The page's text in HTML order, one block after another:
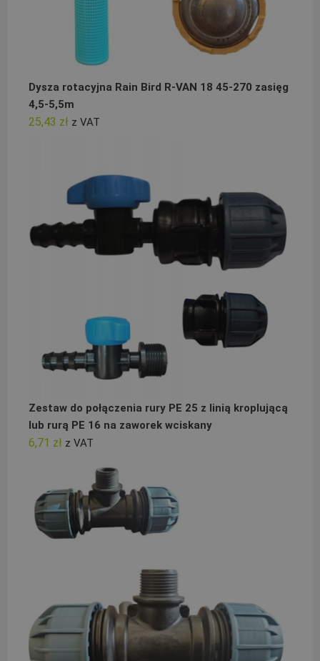
Dysza rotacyjna Rain Bird R-VAN 18 45-270 zasięg
4,5-5,5m
25,43 zł z VAT
Zestaw do połączenia rury PE 25 z linią kroplującą
lub rurą PE 16 na zaworek wciskany
6,71 zł z VAT